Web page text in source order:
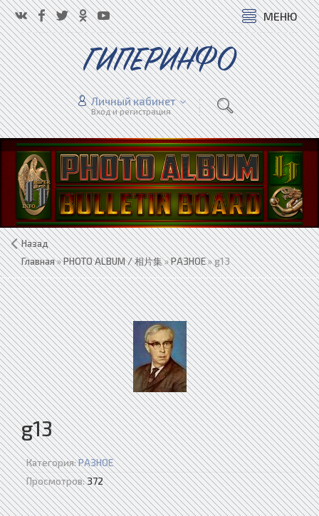
МЕНЮ
ГИПЕРИНФО
Личный кабинет
Вход и регистрация
Назад
Главная»PHOTO ALBUM / 相片集»РАЗНОЕ» g13
g13
Категория:РАЗНОЕ
Просмотров:372